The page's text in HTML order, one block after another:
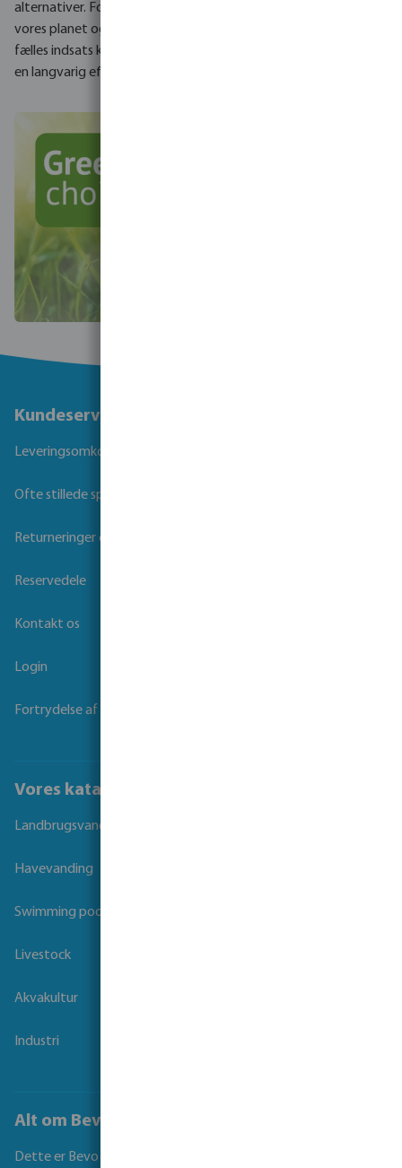
alternativer. For kun sammen kan vi skabe en bedre fremtid for
vores planet og for de fremtidige generationer. Kun gennem
fælles indsats kan vi indføre positive forandringer, som vil have
en langvarig effekt.
Kundeservice
Leveringsomkostninger og transporttid
Ofte stillede spørgsmål
Returneringer og Garanti
Reservedele
Kontakt os
Login
Fortrydelse af kontrakt
Vores kataloger
Landbrugsvanding
Havevanding
Swimming pool
Livestock
Akvakultur
Industri
Alt om Bevo
Dette er Bevo